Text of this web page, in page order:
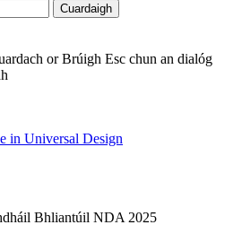
Cuardaigh
orBrúigh Esc chun an dialóg
in Universal Design
Bhliantúil NDA 2025